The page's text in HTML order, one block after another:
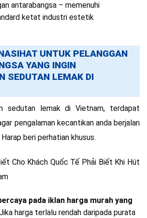
antarabangsa – memenuhi
ketat industri estetik
UNTUK PELANGGAN
YANG INGIN
SEDUTAN LEMAK DI
sedutan lemak di Vietnam, terdapat
pengalaman kecantikan anda berjalan
beri perhatian khusus.
pada iklan harga murah yang
harga terlalu rendah daripada purata